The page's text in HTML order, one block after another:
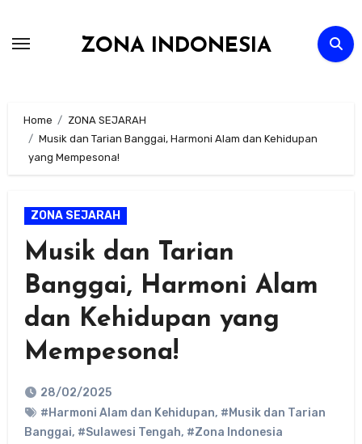
ZONA INDONESIA
Home
ZONA SEJARAH
Musik dan Tarian Banggai, Harmoni Alam dan Kehidupan
yang Mempesona!
ZONA SEJARAH
Musik dan Tarian
Banggai, Harmoni Alam
dan Kehidupan yang
Mempesona!
28/02/2025
#Harmoni Alam dan Kehidupan, #Musik dan Tarian
Banggai, #Sulawesi Tengah, #Zona Indonesia